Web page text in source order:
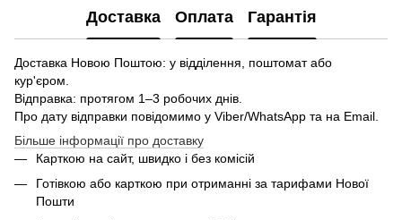
Доставка Оплата Гарантія
Доставка Новою Поштою: у відділення, поштомат або
кур'єром.
Відправка: протягом 1–3 робочих днів.
Про дату відправки повідомимо у Viber/WhatsApp та на Email.
Більше інформації про доставку
Карткою на сайт, швидко і без комісій
Готівкою або карткою при отриманні за тарифами Нової
Пошти